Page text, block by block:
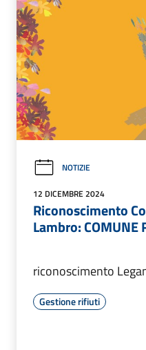
NOTIZIE
12 DICEMBRE 2024
Riconoscimento
Lambro: COMUNE
riconoscimento
Gestione rifiuti